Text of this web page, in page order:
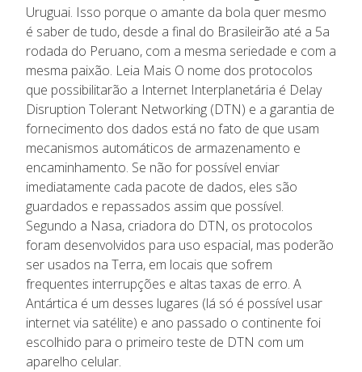
Uruguai. Isso porque o amante da bola quer mesmo
é saber de tudo, desde a final do Brasileirão até a 5a
rodada do Peruano, com a mesma seriedade e com a
mesma paixão. Leia Mais O nome dos protocolos
que possibilitarão a Internet Interplanetária é Delay
Disruption Tolerant Networking (DTN) e a garantia de
fornecimento dos dados está no fato de que usam
mecanismos automáticos de armazenamento e
encaminhamento. Se não for possível enviar
imediatamente cada pacote de dados, eles são
guardados e repassados assim que possível.
Segundo a Nasa, criadora do DTN, os protocolos
foram desenvolvidos para uso espacial, mas poderão
ser usados na Terra, em locais que sofrem
frequentes interrupções e altas taxas de erro. A
Antártica é um desses lugares (lá só é possível usar
internet via satélite) e ano passado o continente foi
escolhido para o primeiro teste de DTN com um
aparelho celular.